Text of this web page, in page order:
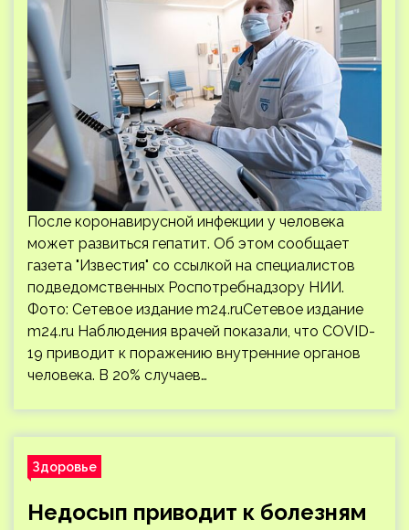
После коронавирусной инфекции у человека
может развиться гепатит. Об этом сообщает
газета "Известия" со ссылкой на специалистов
подведомственных Роспотребнадзору НИИ.
Фото: Сетевое издание m24.ruСетевое издание
m24.ru Наблюдения врачей показали, что COVID-
19 приводит к поражению внутренние органов
человека. В 20% случаев…
Здоровье
Недосып приводит к болезням